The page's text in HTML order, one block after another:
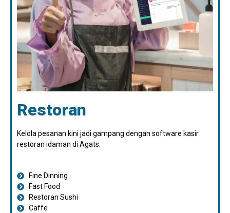
Restoran
Kelola pesanan kini jadi gampang dengan software kasir
restoran idaman di Agats.
Fine Dinning
Fast Food
Restoran Sushi
Caffe